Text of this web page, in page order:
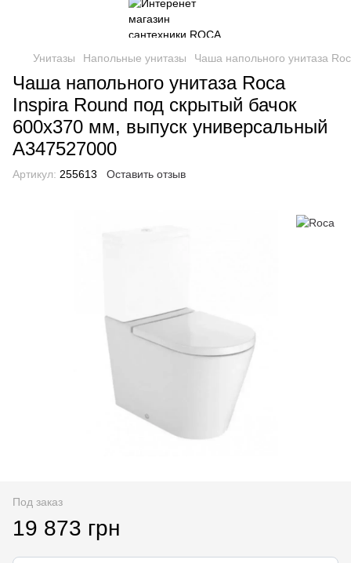
Унитазы Напольные унитазы Чаша напольного унитаза
Чаша напольного унитаза Roca
Inspira Round под скрытый бачок
600х370 мм, выпуск универсальный
A347527000
Артикул: 255613 Оставить отзыв
Под заказ
19 873 грн